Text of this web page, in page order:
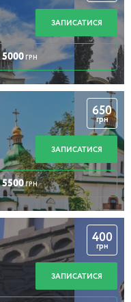
ЗАПИСАТИСЯ
5000 ГРН
650
грн
ЗАПИСАТИСЯ
5500 ГРН
400
грн
ЗАПИСАТИСЯ